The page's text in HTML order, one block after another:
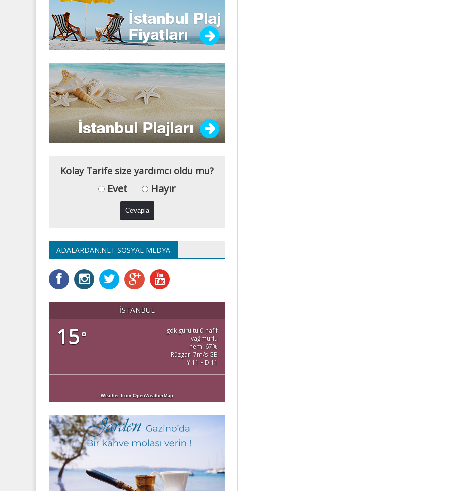
Kolay Tarife size yardımcı oldu mu?
Evet Hayır
ADALARDAN.NET SOSYAL MEDYA
İSTANBUL
15°
gök gürültülü hafif
yağmurlu
nem: 67%
Rüzgar: 7m/s GB
Y 11 • D 11
Weather from OpenWeatherMap